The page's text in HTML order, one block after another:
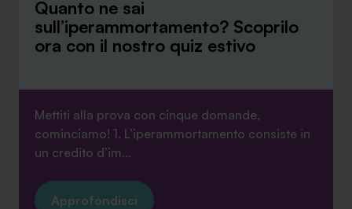
Quanto ne sai
sull’iperammortamento? Scoprilo
ora con il nostro quiz estivo
Mettiti alla prova con cinque domande,
cominciamo! 1. L’iperammortamento consiste in
un credito d’im...
Approfondisci